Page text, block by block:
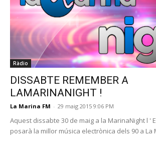
Ràdio
DISSABTE REMEMBER A
LAMARINANIGHT !
La Marina FM - 29 maig 2015 9:06 PM
Aquest dissabte 30 de maig a la MarinaNight l '
posarà la millor música electrònica dels 90 a La